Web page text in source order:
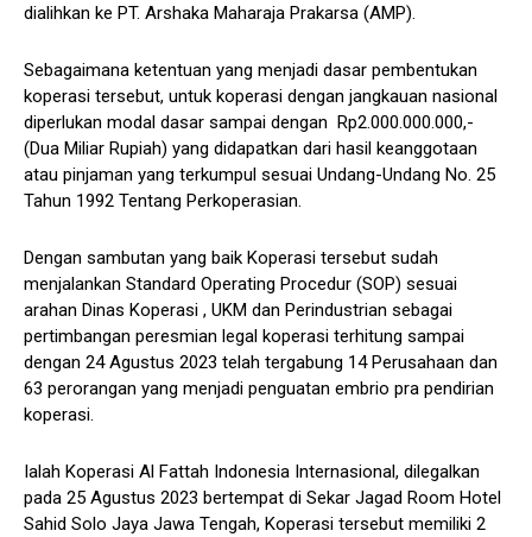
dialihkan ke PT. Arshaka Maharaja Prakarsa (AMP).
Sebagaimana ketentuan yang menjadi dasar pembentukan
koperasi tersebut, untuk koperasi dengan jangkauan nasional
diperlukan modal dasar sampai dengan Rp2.000.000.000,-
(Dua Miliar Rupiah) yang didapatkan dari hasil keanggotaan
atau pinjaman yang terkumpul sesuai Undang-Undang No. 25
Tahun 1992 Tentang Perkoperasian.
Dengan sambutan yang baik Koperasi tersebut sudah
menjalankan Standard Operating Procedur (SOP) sesuai
arahan Dinas Koperasi , UKM dan Perindustrian sebagai
pertimbangan peresmian legal koperasi terhitung sampai
dengan 24 Agustus 2023 telah tergabung 14 Perusahaan dan
63 perorangan yang menjadi penguatan embrio pra pendirian
koperasi.
Ialah Koperasi Al Fattah Indonesia Internasional, dilegalkan
pada 25 Agustus 2023 bertempat di Sekar Jagad Room Hotel
Sahid Solo Jaya Jawa Tengah, Koperasi tersebut memiliki 2